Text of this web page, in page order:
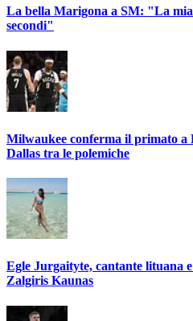
La bella Marigona a SM: "La
secondi"
Milwaukee conferma il primato a
Dallas tra le polemiche
Egle Jurgaityte, cantante lituana
Zalgiris Kaunas